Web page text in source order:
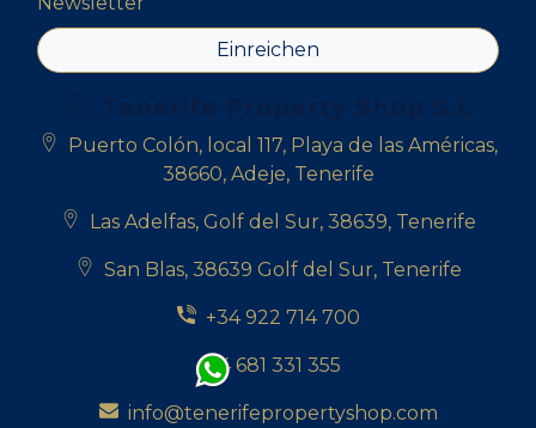
Einreichen
Puerto Colón, local 117, Playa de las Américas,
38660, Adeje, Tenerife
Las Adelfas, Golf del Sur, 38639, Tenerife
San Blas, 38639 Golf del Sur, Tenerife
+34 922 714 700
+34 681 331 355
info@tenerifepropertyshop.com